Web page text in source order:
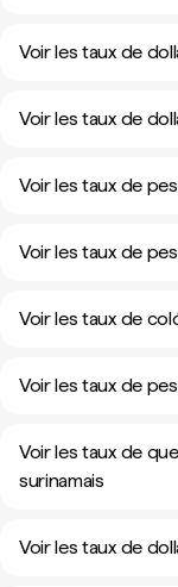
Voir les taux de
Voir les taux de
Voir les taux de
Voir les taux de
Voir les taux de
Voir les taux de
Voir les taux de
surinamais
Voir les taux de